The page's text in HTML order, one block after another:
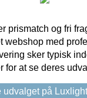
prismatch og fri
webshop med
sker typisk
for at se deres
udvalget på